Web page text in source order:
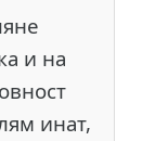
и на
инат,